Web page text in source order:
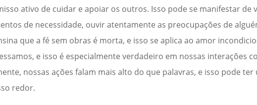
ativo de cuidar e apoiar os outros. Isso pode se manifestar de
de necessidade, ouvir atentamente as preocupações de
que a fé sem obras é morta, e isso se aplica ao amor
e isso é especialmente verdadeiro em nossas interações
nossas ações falam mais alto do que palavras, e isso pode
redor.